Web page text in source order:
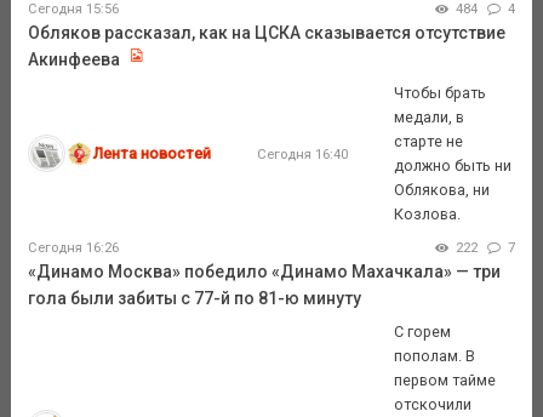
Сегодня 15:56 484 4
Обляков рассказал, как на ЦСКА сказывается отсутствие
Акинфеева
Лента новостей Сегодня 16:40
Чтобы брать
медали, в
старте не
должно быть ни
Облякова, ни
Козлова.
Сегодня 16:26 222 7
«Динамо Москва» победило «Динамо Махачкала» — три
гола были забиты с 77-й по 81-ю минуту
С горем
пополам. В
первом тайме
отскочили